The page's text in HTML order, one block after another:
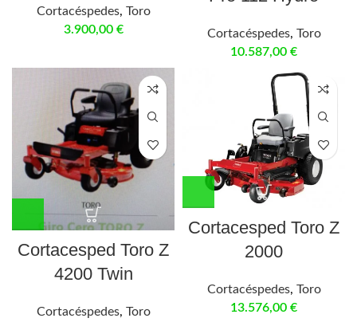
Cortacéspedes, Toro
3.900,00 € Cortacéspedes, Toro
10.587,00 €
Cortacesped Toro Z
4200 Twin
Cortacéspedes, Toro
Cortacesped Toro Z
2000
Cortacéspedes, Toro
13.576,00 €